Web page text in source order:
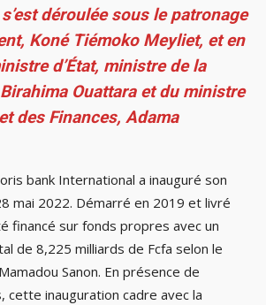
déroulée sous le patronage
Koné Tiémoko Meyliet, et en
d’État, ministre de la
Ouattara et du ministre
des Finances, Adama
bank International a inauguré son
mai 2022. Démarré en 2019 et livré
financé sur fonds propres avec un
de 8,225 milliards de Fcfa selon le
Sanon. En présence de
cette inauguration cadre avec la